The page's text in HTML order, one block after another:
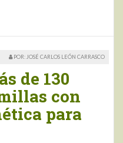
POR: JOSÉ CARLOS LEÓN CARRASCO
de 130
con
para